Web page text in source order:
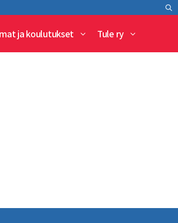
ja koulutukset Tule ry